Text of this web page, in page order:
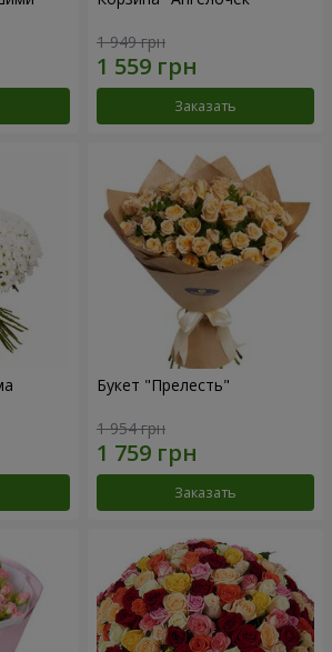
1 949 грн
Заказать
Букет "Прелесть"
1 954 грн
Заказать